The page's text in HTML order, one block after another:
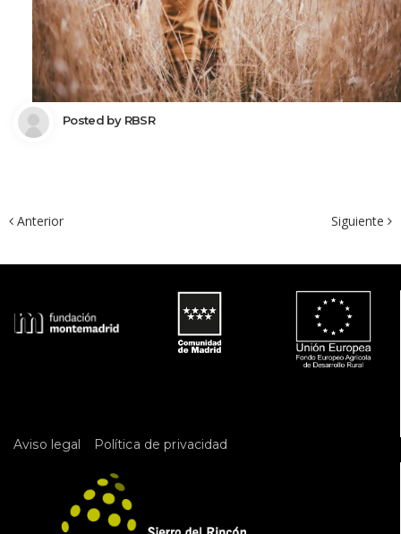
Posted by RBSR
Anterior Siguiente
Aviso legal Política de privacidad